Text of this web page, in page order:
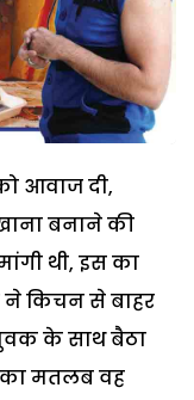
आवाज दी,
बनाने की
थी, इस का
किचन से बाहर
के साथ बैठा
का मतलब वह